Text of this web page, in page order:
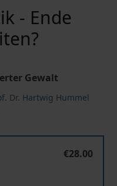
- Ende
Gewalt
Dr. Hartwig Hummel
€28.00